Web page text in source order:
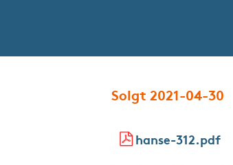
Solgt 2021-04-30
hanse-312.pdf